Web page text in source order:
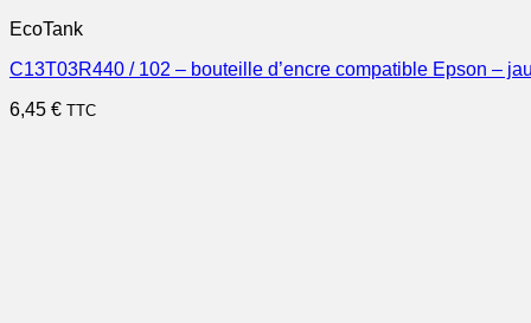
EcoTank
C13T03R440 / 102 – bouteille d’encre compatible Epson –
6,45 € TTC